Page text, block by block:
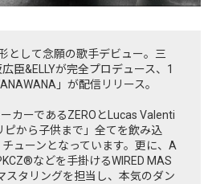
として念願の歌手デビュー。三
臣&ELLYが完全プロデュース、1
」が配信リリース。
カーであるZEROとLucas Valenti
から子供まで」全てを飲み込
ューンとなっています。更に、A
などを手掛けるWIRED MAS
スタリングを担当し、本気のダン